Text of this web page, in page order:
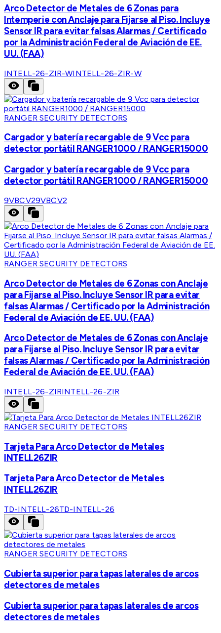
Arco Detector de Metales de 6 Zonas para
Intemperie con Anclaje para Fijarse al Piso. Incluye
Sensor IR para evitar falsas Alarmas / Certificado
por la Administración Federal de Aviación de EE.
UU. (FAA)
INTELL-26-ZIR-WINTELL-26-ZIR-W
RANGER SECURITY DETECTORS
Cargador y batería recargable de 9 Vcc para
detector portátil RANGER1000 / RANGER15000
Cargador y batería recargable de 9 Vcc para
detector portátil RANGER1000 / RANGER15000
9VBCV29VBCV2
RANGER SECURITY DETECTORS
Arco Detector de Metales de 6 Zonas con Anclaje
para Fijarse al Piso. Incluye Sensor IR para evitar
falsas Alarmas / Certificado por la Administración
Federal de Aviación de EE. UU. (FAA)
Arco Detector de Metales de 6 Zonas con Anclaje
para Fijarse al Piso. Incluye Sensor IR para evitar
falsas Alarmas / Certificado por la Administración
Federal de Aviación de EE. UU. (FAA)
INTELL-26-ZIRINTELL-26-ZIR
RANGER SECURITY DETECTORS
Tarjeta Para Arco Detector de Metales
INTELL26ZIR
Tarjeta Para Arco Detector de Metales
INTELL26ZIR
TD-INTELL-26TD-INTELL-26
RANGER SECURITY DETECTORS
Cubierta superior para tapas laterales de arcos
detectores de metales
Cubierta superior para tapas laterales de arcos
detectores de metales